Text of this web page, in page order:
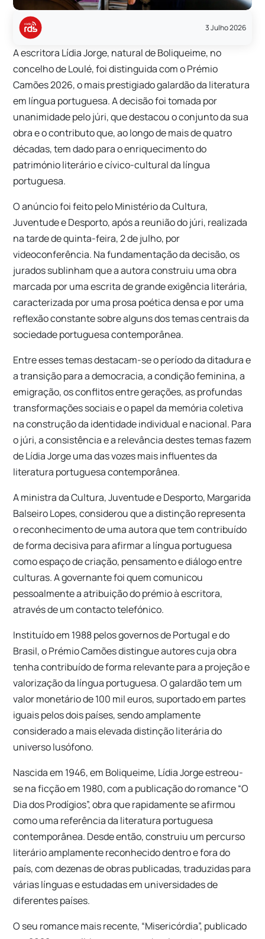
3 Julho 2026
A escritora Lídia Jorge, natural de Boliqueime, no
concelho de Loulé, foi distinguida com o Prémio
Camões 2026, o mais prestigiado galardão da literatura
em língua portuguesa. A decisão foi tomada por
unanimidade pelo júri, que destacou o conjunto da sua
obra e o contributo que, ao longo de mais de quatro
décadas, tem dado para o enriquecimento do
património literário e cívico-cultural da língua
portuguesa.
O anúncio foi feito pelo Ministério da Cultura,
Juventude e Desporto, após a reunião do júri, realizada
na tarde de quinta-feira, 2 de julho, por
videoconferência. Na fundamentação da decisão, os
jurados sublinham que a autora construiu uma obra
marcada por uma escrita de grande exigência literária,
caracterizada por uma prosa poética densa e por uma
reflexão constante sobre alguns dos temas centrais da
sociedade portuguesa contemporânea.
Entre esses temas destacam-se o período da ditadura e
a transição para a democracia, a condição feminina, a
emigração, os conflitos entre gerações, as profundas
transformações sociais e o papel da memória coletiva
na construção da identidade individual e nacional. Para
o júri, a consistência e a relevância destes temas fazem
de Lídia Jorge uma das vozes mais influentes da
literatura portuguesa contemporânea.
A ministra da Cultura, Juventude e Desporto, Margarida
Balseiro Lopes, considerou que a distinção representa
o reconhecimento de uma autora que tem contribuído
de forma decisiva para afirmar a língua portuguesa
como espaço de criação, pensamento e diálogo entre
culturas. A governante foi quem comunicou
pessoalmente a atribuição do prémio à escritora,
através de um contacto telefónico.
Instituído em 1988 pelos governos de Portugal e do
Brasil, o Prémio Camões distingue autores cuja obra
tenha contribuído de forma relevante para a projeção e
valorização da língua portuguesa. O galardão tem um
valor monetário de 100 mil euros, suportado em partes
iguais pelos dois países, sendo amplamente
considerado a mais elevada distinção literária do
universo lusófono.
Nascida em 1946, em Boliqueime, Lídia Jorge estreou-
se na ficção em 1980, com a publicação do romance “O
Dia dos Prodígios”, obra que rapidamente se afirmou
como uma referência da literatura portuguesa
contemporânea. Desde então, construiu um percurso
literário amplamente reconhecido dentro e fora do
país, com dezenas de obras publicadas, traduzidas para
várias línguas e estudadas em universidades de
diferentes países.
O seu romance mais recente, “Misericórdia”, publicado